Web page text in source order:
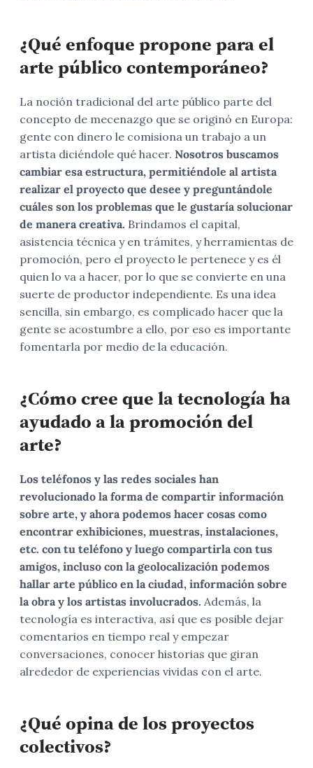
¿Qué enfoque propone para el
arte público contemporáneo?
La noción tradicional del arte público parte del
concepto de mecenazgo que se originó en Europa:
gente con dinero le comisiona un trabajo a un
artista diciéndole qué hacer. Nosotros buscamos
cambiar esa estructura, permitiéndole al artista
realizar el proyecto que desee y preguntándole
cuáles son los problemas que le gustaría solucionar
de manera creativa. Brindamos el capital,
asistencia técnica y en trámites, y herramientas de
promoción, pero el proyecto le pertenece y es él
quien lo va a hacer, por lo que se convierte en una
suerte de productor independiente. Es una idea
sencilla, sin embargo, es complicado hacer que la
gente se acostumbre a ello, por eso es importante
fomentarla por medio de la educación.
¿Cómo cree que la tecnología ha
ayudado a la promoción del
arte?
Los teléfonos y las redes sociales han
revolucionado la forma de compartir información
sobre arte, y ahora podemos hacer cosas como
encontrar exhibiciones, muestras, instalaciones,
etc. con tu teléfono y luego compartirla con tus
amigos, incluso con la geolocalización podemos
hallar arte público en la ciudad, información sobre
la obra y los artistas involucrados. Además, la
tecnología es interactiva, así que es posible dejar
comentarios en tiempo real y empezar
conversaciones, conocer historias que giran
alrededor de experiencias vividas con el arte.
¿Qué opina de los proyectos
colectivos?